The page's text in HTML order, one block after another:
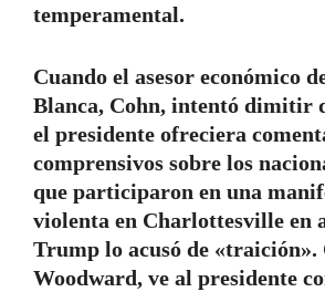
temperamental.
Cuando el asesor económico
Blanca, Cohn, intentó dimitir
el presidente ofreciera
comprensivos sobre los
que participaron en una
violenta en Charlottesville en
Trump lo acusó de «traición».
Woodward, ve al presidente